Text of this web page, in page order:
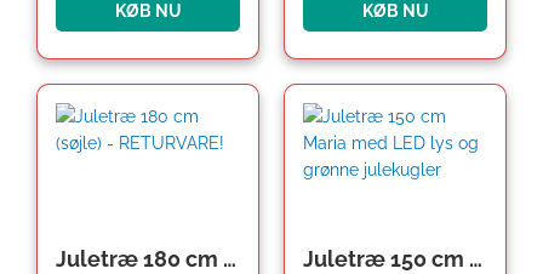
KØB NU KØB NU
Juletræ 180 cm (søjle) – RETURVARE! Juletræ 150 cm Maria med LED lys og grønne julekugler